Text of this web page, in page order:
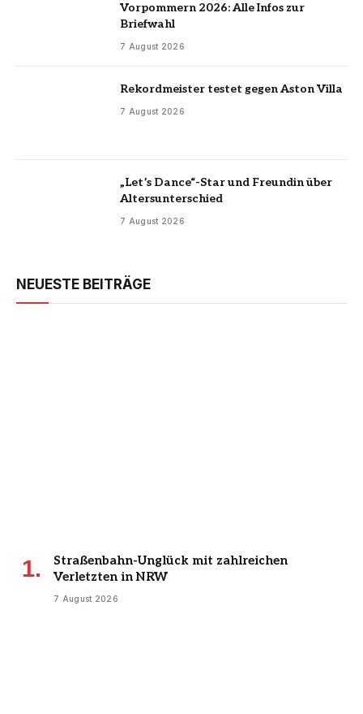
Vorpommern 2026: Alle Infos zur
Briefwahl
7 August 2026
Rekordmeister testet gegen Aston Villa
7 August 2026
„Let’s Dance“-Star und Freundin über
Altersunterschied
7 August 2026
NEUESTE BEITRÄGE
Straßenbahn-Unglück mit zahlreichen
Verletzten in NRW
7 August 2026